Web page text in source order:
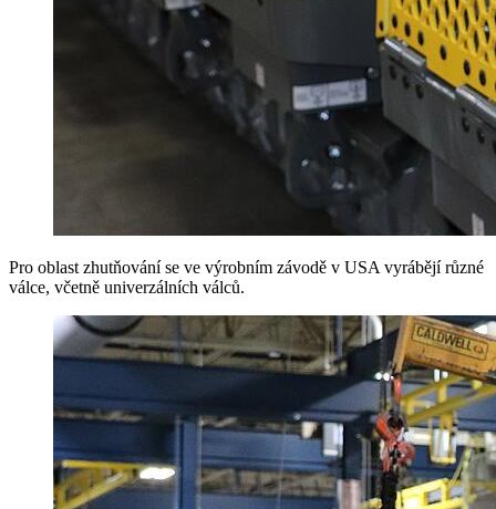
Pro oblast zhutňování se ve výrobním závodě v USA vyrábějí různé
válce, včetně univerzálních válců.